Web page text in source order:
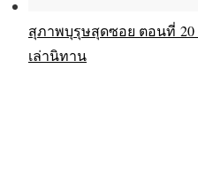
สุภาพบุรุษสุดซอย ตอนที่ 20
เล่านิทาน